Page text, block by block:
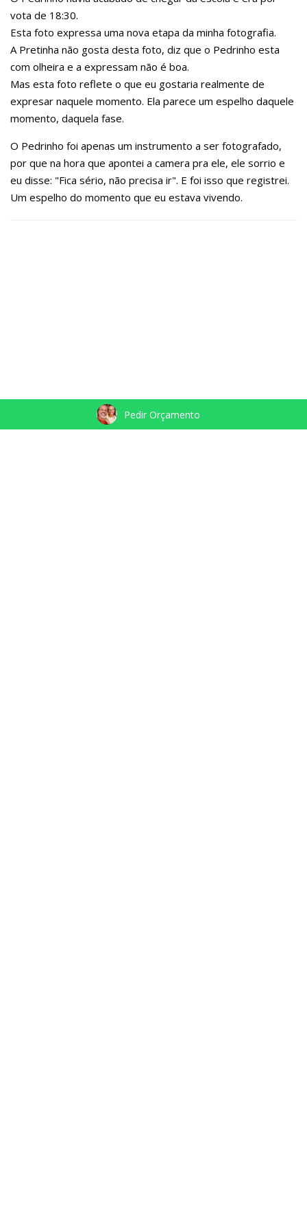
vota de 18:30.
Esta foto expressa uma nova etapa da minha fotografia.
A Pretinha não gosta desta foto, diz que o Pedrinho esta
com olheira e a expressam não é boa.
Mas esta foto reflete o que eu gostaria realmente de
expresar naquele momento. Ela parece um espelho daquele
momento, daquela fase.
O Pedrinho foi apenas um instrumento a ser fotografado,
por que na hora que apontei a camera pra ele, ele sorrio e
eu disse: "Fica sério, não precisa ir". E foi isso que registrei.
Um espelho do momento que eu estava vivendo.
POSTS RELACIONADOSPedir Orçamento